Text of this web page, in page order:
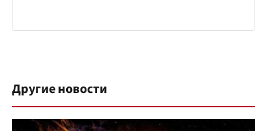
Другие новости